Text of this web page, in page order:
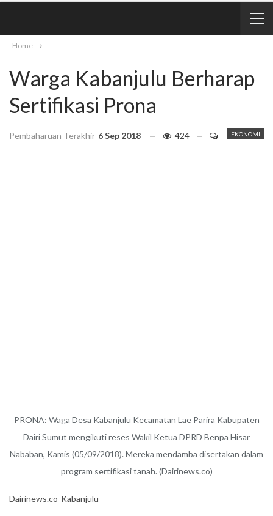
Home
Warga Kabanjulu Berharap
Sertifikasi Prona
EKONOMI
Pembaharuan Terakhir 6 Sep 2018 424
PRONA: Waga Desa Kabanjulu Kecamatan Lae Parira Kabupaten
Dairi Sumut mengikuti reses Wakil Ketua DPRD Benpa Hisar
Nababan, Kamis (05/09/2018). Mereka mendamba disertakan dalam
program sertifikasi tanah. (Dairinews.co)
Dairinews.co-Kabanjulu